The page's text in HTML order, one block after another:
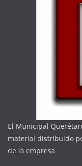
El Municipal
material distribuido
de la empresa